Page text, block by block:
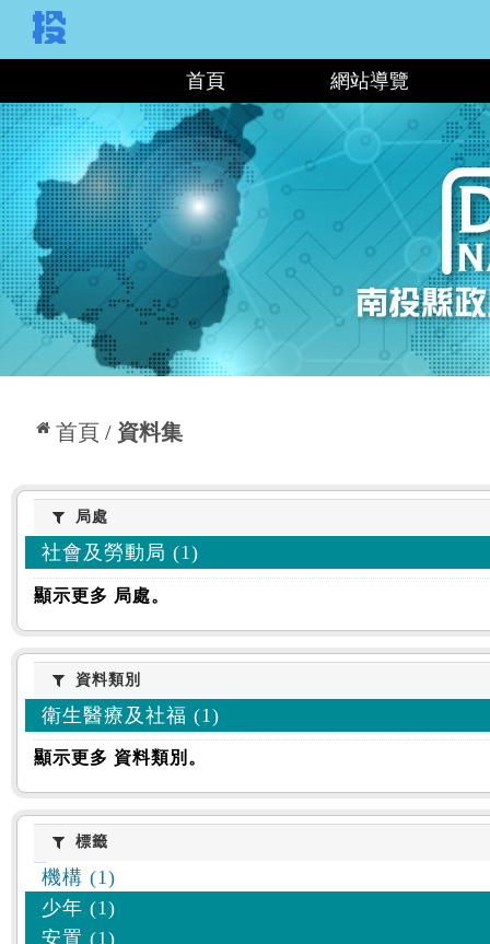
首頁 網站導覽
首頁 資料集
:::
局處局處
社會及勞動局 (1)
顯示更多 局處。
資料類別
資料類別
衛生醫療及社福 (1)
顯示更多 資料類別。
標籤標籤
機構 (1)
少年 (1)
安置 (1)